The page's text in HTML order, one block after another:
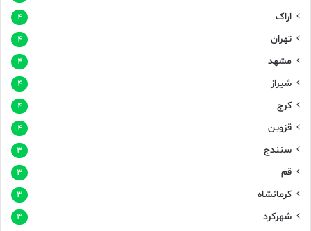
اراک ۴
تهران ۴
مشهد ۴
شیراز ۴
کرج ۴
قزوین ۴
سنندج ۳
قم ۳
کرمانشاه ۳
شهرکرد ۳